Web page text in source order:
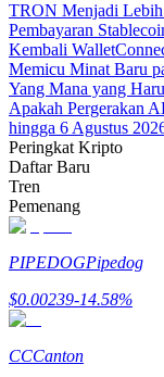
Mitra Bitrue
TRON Menjadi
Pembayaran
Kembali
Memicu Minat Baru
Yang Mana yang
Apakah Pergerakan
hingga 6 Agustus
Peringkat Kripto
Daftar Baru
Tren
Pemenang
PIPEDOGPipedog
$0.00239-14.58%
CCCanton